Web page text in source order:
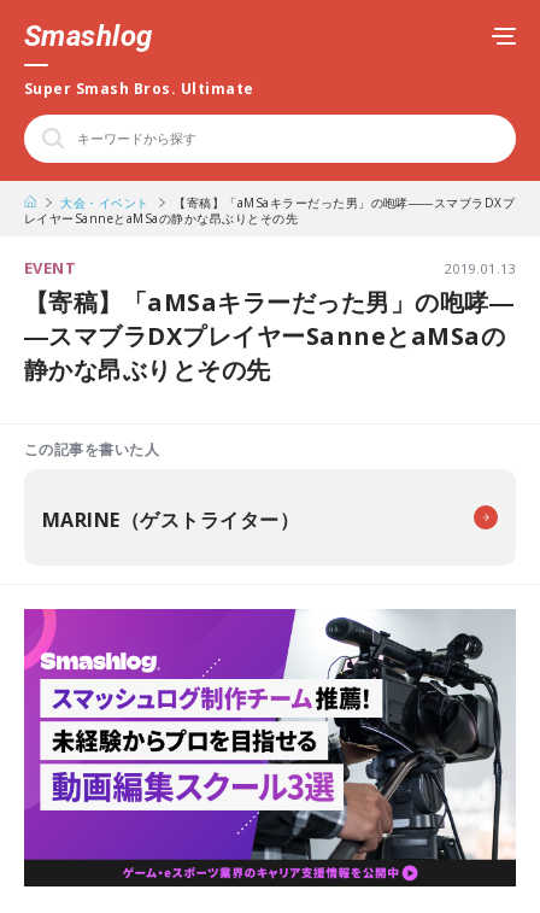
Smashlog
Super Smash Bros. Ultimate
大会・イベント
【寄稿】「aMSaキラーだった男」の咆哮――スマブラDXプ
レイヤーSanneとaMSaの静かな昂ぶりとその先
EVENT 2019.01.13
【寄稿】「aMSaキラーだった男」の咆哮―
―スマブラDXプレイヤーSanneとaMSaの
静かな昂ぶりとその先
この記事を書いた人
MARINE（ゲストライター）